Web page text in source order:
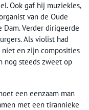
Ook gaf hij muziekles,
van de Oude
Dam. Verder dirigeerde
Als violist had
en zijn composities
nog steeds zweet op
een eenzaam man
met een tirannieke